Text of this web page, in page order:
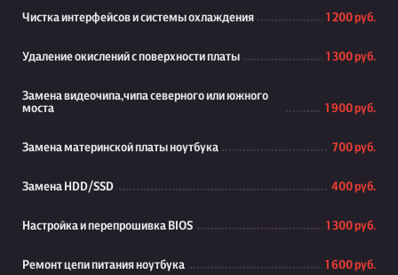
Чистка интерфейсов и системы охлаждения 1 200 руб.
Удаление окислений с поверхности платы 1 300 руб.
Замена видеочипа,чипа северного или южного
моста
1 900 руб.
Замена материнской платы ноутбука 700 руб.
Замена HDD/SSD 400 руб.
Настройка и перепрошивка BIOS 1 300 руб.
Ремонт цепи питания ноутбука 1 600 руб.